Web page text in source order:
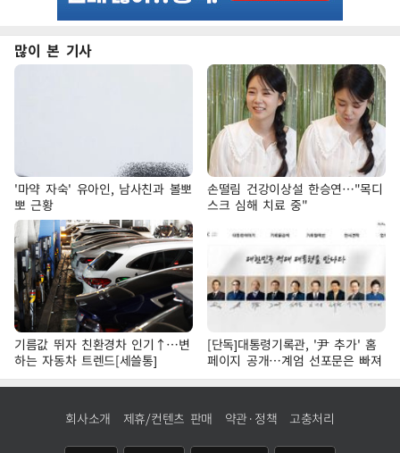
많이 본 기사
'마약 자숙' 유아인, 남사친과 볼뽀
뽀 근황
손떨림 건강이상설 한승연…"목디
스크 심해 치료 중"
기름값 뛰자 친환경차 인기↑…변
하는 자동차 트렌드[세쓸통]
[단독]대통령기록관, '尹 추가' 홈
페이지 공개…계엄 선포문은 빠져
회사소개 제휴/컨텐츠 판매 약관·정책 고충처리